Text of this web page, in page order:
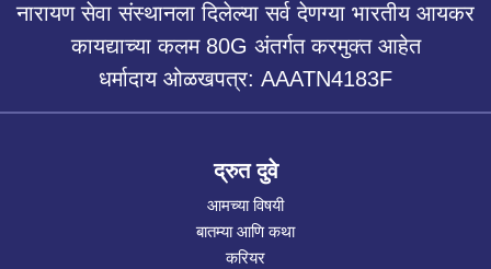
नारायण सेवा संस्थानला दिलेल्या सर्व देणग्या भारतीय आयकर
कायद्याच्या कलम 80G अंतर्गत करमुक्त आहेत
धर्मादाय ओळखपत्र: AAATN4183F
द्रुत दुवे
आमच्या विषयी
बातम्या आणि कथा
करियर